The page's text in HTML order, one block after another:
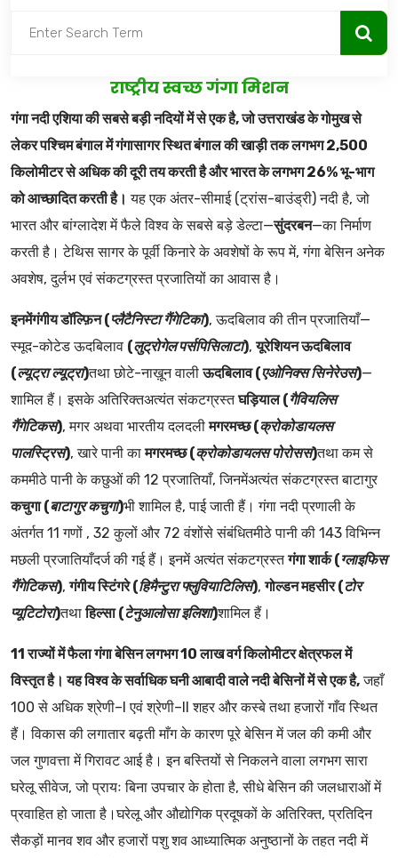
राष्ट्रीय स्वच्छ गंगा मिशन
गंगा नदी एशिया की सबसे बड़ी नदियों में से एक है, जो उत्तराखंड के गोमुख से
लेकर पश्चिम बंगाल में गंगासागर स्थित बंगाल की खाड़ी तक लगभग 2,500
किलोमीटर से अधिक की दूरी तय करती है और भारत के लगभग 26% भू-भाग
को आच्छादित करती है। यह एक अंतर-सीमाई (ट्रांस-बाउंड्री) नदी है, जो
भारत और बांग्लादेश में फैले विश्व के सबसे बड़े डेल्टा—सुंदरबन—का निर्माण
करती है। टेथिस सागर के पूर्वी किनारे के अवशेषों के रूप में, गंगा बेसिन अनेक
अवशेष, दुर्लभ एवं संकटग्रस्त प्रजातियों का आवास है।
इनमेंगंगीय डॉल्फ़िन (प्लैटैनिस्टा गैंगेटिका), ऊदबिलाव की तीन प्रजातियाँ—
स्मूद-कोटेड ऊदबिलाव (लुट्रोगेल पर्सपिसिलाटा),यूरेशियन ऊदबिलाव
(ल्यूट्रा ल्यूट्रा)तथा छोटे-नाख़ून वालीऊदबिलाव (एओनिक्स सिनेरेउस)—
शामिल हैं। इसके अतिरिक्तअत्यंत संकटग्रस्तघड़ियाल (गैवियलिस
गैंगेटिकस), मगर अथवा भारतीय दलदलीमगरमच्छ (क्रोकोडायलस
पालस्ट्रिस), खारे पानी कामगरमच्छ (क्रोकोडायलस पोरोसस)तथा कम से
कममीठे पानी के कछुओं की 12 प्रजातियाँ, जिनमेंअत्यंत संकटग्रस्त बाटागुर
कचुगा (बाटागुर कचुगा)भी शामिल है, पाई जाती हैं। गंगा नदी प्रणाली के
अंतर्गत 11 गणों , 32 कुलों और 72 वंशोंसे संबंधितमीठे पानी की 143 विभिन्न
मछली प्रजातियाँदर्ज की गई हैं। इनमें अत्यंत संकटग्रस्तगंगा शार्क (ग्लाइफिस
गैंगेटिकस),गंगीय स्टिंगरे (हिमैन्टुरा फ्लुवियाटिलिस),गोल्डन महसीर (टोर
प्यूटिटोरा)तथाहिल्सा (टेनुआलोसा इलिशा)शामिल हैं।
11 राज्यों में फैला गंगा बेसिन लगभग 10 लाख वर्ग किलोमीटर क्षेत्रफल में
विस्तृत है। यह विश्व के सर्वाधिक घनी आबादी वाले नदी बेसिनों में से एक है,जहाँ
100 से अधिक श्रेणी–I एवं श्रेणी–II शहर और कस्बे तथा हजारों गाँव स्थित
हैं। विकास की लगातार बढ़ती माँग के कारण पूरे बेसिन में जल की कमी और
जल गुणवत्ता में गिरावट आई है। इन बस्तियों से निकलने वाला लगभग सारा
घरेलू सीवेज, जो प्रायः बिना उपचार के होता है, सीधे बेसिन की जलधाराओं में
प्रवाहित हो जाता है।घरेलू और औद्योगिक प्रदूषकों के अतिरिक्त, प्रतिदिन
सैकड़ों मानव शव और हजारों पशु शव आध्यात्मिक अनुष्ठानों के तहत नदी में